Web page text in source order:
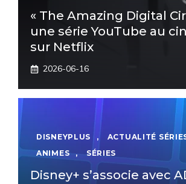
« The Amazing Digital
une série YouTube au
sur Netflix
2026-06-16
DISNEYPLUS , ACTUALITÉ
ANIMES
, SÉRIES
Disney+ s’associe avec